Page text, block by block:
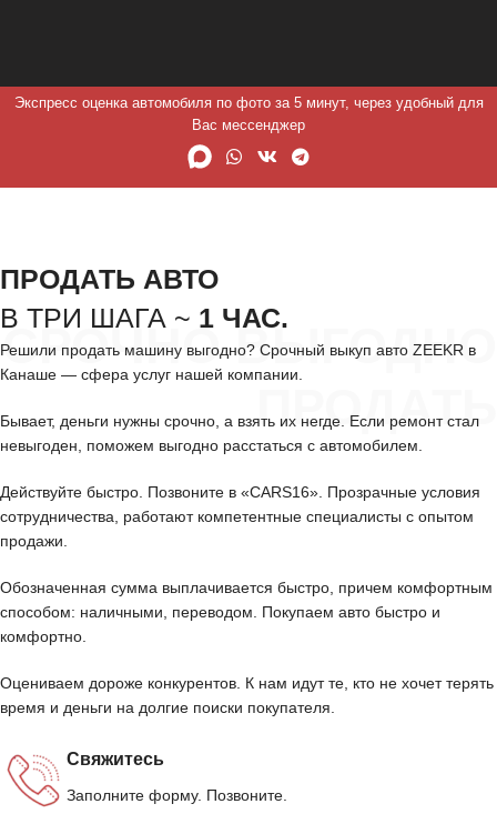
Экспресс оценка автомобиля по фото за 5 минут, через удобный для
Вас мессенджер
СРОЧНО ВЫГОДНО
ПРОДАТЬ
ПРОДАТЬ АВТО
В ТРИ ШАГА ~ 1 ЧАС.
Решили продать машину выгодно? Срочный выкуп авто ZEEKR в
Канаше — сфера услуг нашей компании.
Бывает, деньги нужны срочно, а взять их негде. Если ремонт стал
невыгоден, поможем выгодно расстаться с автомобилем.
Действуйте быстро. Позвоните в «CARS16». Прозрачные условия
сотрудничества, работают компетентные специалисты с опытом
продажи.
Обозначенная сумма выплачивается быстро, причем комфортным
способом: наличными, переводом. Покупаем авто быстро и
комфортно.
Оцениваем дороже конкурентов. К нам идут те, кто не хочет терять
время и деньги на долгие поиски покупателя.
Свяжитесь
Заполните форму. Позвоните.